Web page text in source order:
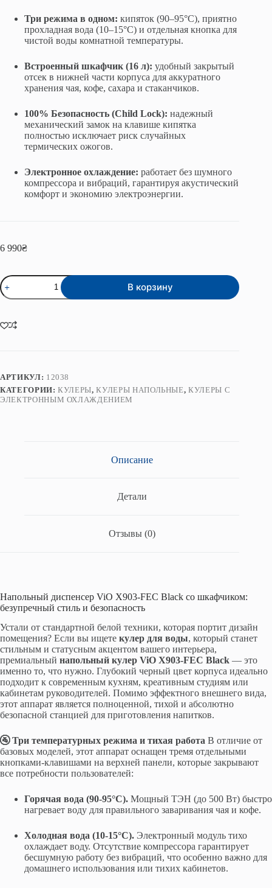
Три режима в одном: кипяток (90–95°C), приятно
прохладная вода (10–15°C) и отдельная кнопка для
чистой воды комнатной температуры.
Встроенный шкафчик (16 л): удобный закрытый
отсек в нижней части корпуса для аккуратного
хранения чая, кофе, сахара и стаканчиков.
100% Безопасность (Child Lock): надежный
механический замок на клавише кипятка
полностью исключает риск случайных
термических ожогов.
Электронное охлаждение: работает без шумного
компрессора и вибраций, гарантируя акустический
комфорт и экономию электроэнергии.
6 990₴
Количество
товара
Кулер
воды
ViO
В корзину
АРТИКУЛ: 12038
КАТЕГОРИИ:КУЛЕРЫ,КУЛЕРЫ НАПОЛЬНЫЕ,КУЛЕРЫ С
ЭЛЕКТРОННЫМ ОХЛАЖДЕНИЕМ
Описание
Детали
Отзывы (0)
Напольный диспенсер ViO X903-FEC Black со шкафчиком:
безупречный стиль и безопасность
Устали от стандартной белой техники, которая портит дизайн
помещения? Если вы ищете кулер для воды, который станет
стильным и статусным акцентом вашего интерьера,
премиальный напольный кулер ViO X903-FEC Black — это
именно то, что нужно. Глубокий черный цвет корпуса идеально
подходит к современным кухням, креативным студиям или
кабинетам руководителей. Помимо эффектного внешнего вида,
этот аппарат является полноценной, тихой и абсолютно
безопасной станцией для приготовления напитков.
🚰 Три температурных режима и тихая работа В отличие от
базовых моделей, этот аппарат оснащен тремя отдельными
кнопками-клавишами на верхней панели, которые закрывают
все потребности пользователей:
Горячая вода (90-95°C). Мощный ТЭН (до 500 Вт) быстро
нагревает воду для правильного заваривания чая и кофе.
Холодная вода (10-15°C). Электронный модуль тихо
охлаждает воду. Отсутствие компрессора гарантирует
бесшумную работу без вибраций, что особенно важно для
домашнего использования или тихих кабинетов.